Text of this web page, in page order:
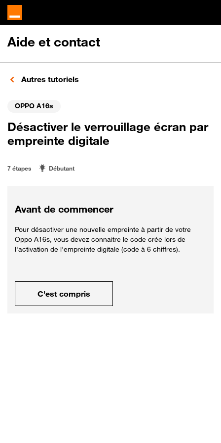
Aide et contact
Autres tutoriels
OPPO A16s
Désactiver le verrouillage écran par
empreinte digitale
7 étapes Débutant
Avant de commencer
Pour désactiver une nouvelle empreinte à partir de votre
Oppo A16s, vous devez connaitre le code crée lors de
l'activation de l'empreinte digitale (code à 6 chiffres).
C'est compris